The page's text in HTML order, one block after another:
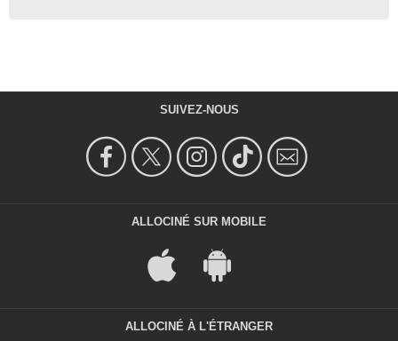
SUIVEZ-NOUS
ALLOCINÉ SUR MOBILE
ALLOCINÉ À L'ÉTRANGER